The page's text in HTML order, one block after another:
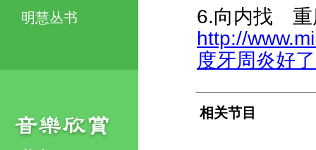
明慧丛书
6.向内找 重
http://
度牙周炎好
相关节目